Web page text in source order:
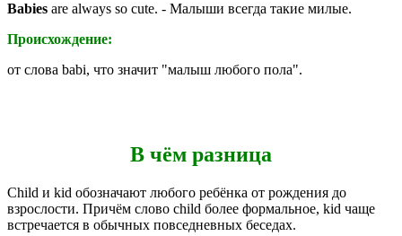
Babies are always so cute. - Малыши всегда такие милые.
Происхождение:
от слова babi, что значит "малыш любого пола".
В чём разница
Child и kid обозначают любого ребёнка от рождения до
взрослости. Причём слово child более формальное, kid чаще
встречается в обычных повседневных беседах.